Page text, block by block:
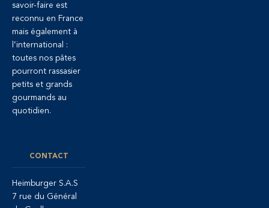
savoir-faire est
reconnu en France
mais également à
l’international :
toutes nos pâtes
pourront rassasier
petits et grands
gourmands au
quotidien.
CONTACT
Heimburger S.A.S
7 rue du Général